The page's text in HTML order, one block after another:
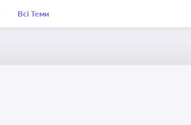
Всі Теми